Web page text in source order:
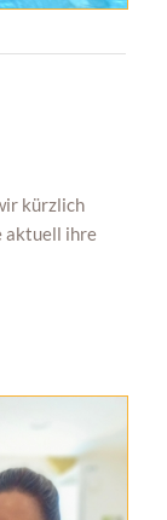
kürzlich
aktuell ihre